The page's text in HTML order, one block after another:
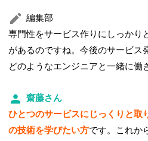
編集部
専門性をサービス作りにしっかり
があるのですね。今後のサービス
どのようなエンジニアと一緒に働
齋藤さん
ひとつのサービスにじっくりと取
の技術を学びたい方です。これか